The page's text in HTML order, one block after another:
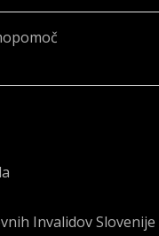
Invalidov Slovenije